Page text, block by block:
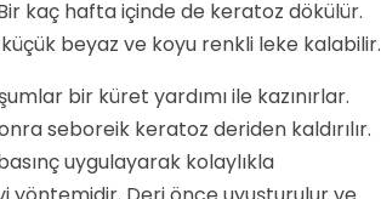
kaç hafta içinde de keratoz dökülür.
beyaz ve koyu renkli leke kalabilir.
bir küret yardımı ile kazınırlar.
seboreik keratoz deriden kaldırılır.
uygulayarak kolaylıkla